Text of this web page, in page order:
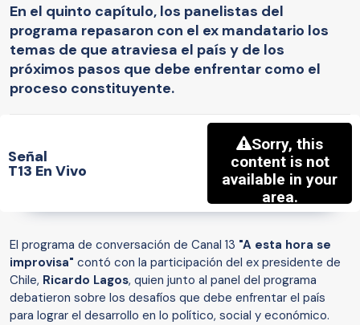
En el quinto capítulo, los panelistas del
programa repasaron con el ex mandatario los
temas de que atraviesa el país y de los
próximos pasos que debe enfrentar como el
proceso constituyente.
Señal
T13 En Vivo
El programa de conversación de Canal 13 "A esta hora se
improvisa" contó con la participación del ex presidente de
Chile, Ricardo Lagos, quien junto al panel del programa
debatieron sobre los desafíos que debe enfrentar el país
para lograr el desarrollo en lo político, social y económico.